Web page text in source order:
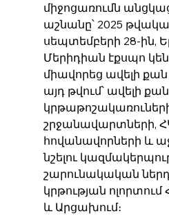
միջոցառումն
աշնանը՝ 2025
սեպտեմբերի 28-ին,
Մերիդիան էքսպո
միավորեց ավելի քան
այդ թվում՝ ավելի
շրջանավարտների,
հովանավորների և
նշելու
շարունակական
կրթության
և Արցախում։